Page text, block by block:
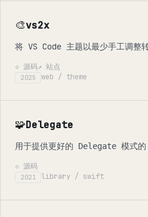
🎨vs2x
将 VS Code 主题以最少手工调整
⟐ 源码↗ 站点
2025 web / theme
🧩Delegate
用于提供更好的 Delegate 模式
⟐ 源码
2021 library / swift